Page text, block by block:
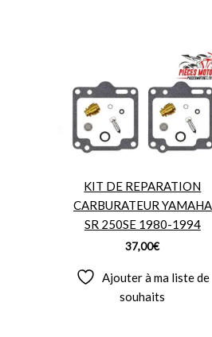
KIT DE REPARATION
CARBURATEUR YAMAHA
SR 250SE 1980-1994
37,00€
Ajouter à ma liste de
souhaits